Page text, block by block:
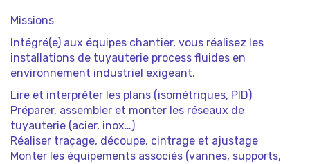
Missions
Intégré(e) aux équipes chantier, vous réalisez les
installations de tuyauterie process fluides en
environnement industriel exigeant.
Lire et interpréter les plans (isométriques, PID)
Préparer, assembler et monter les réseaux de
tuyauterie (acier, inox…)
Réaliser traçage, découpe, cintrage et ajustage
Monter les équipements associés (vannes, supports,